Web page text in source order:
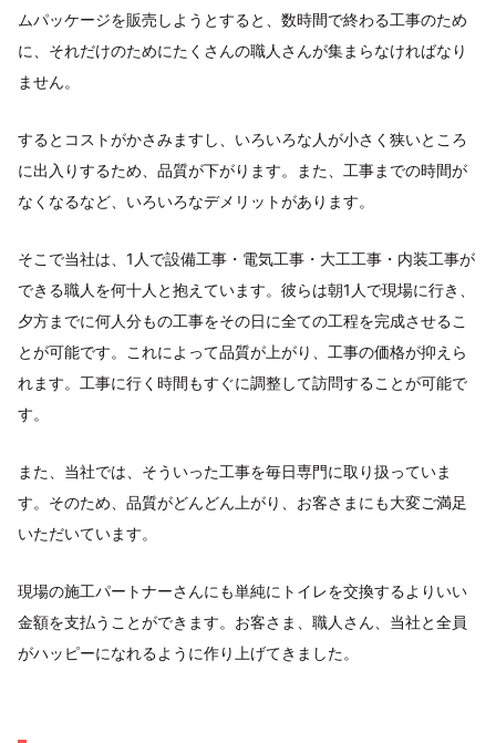
ムパッケージを販売しようとすると、数時間で終わる工事のため
に、それだけのためにたくさんの職人さんが集まらなければなり
ません。
するとコストがかさみますし、いろいろな人が小さく狭いところ
に出入りするため、品質が下がります。また、工事までの時間が
なくなるなど、いろいろなデメリットがあります。
そこで当社は、1人で設備工事・電気工事・大工工事・内装工事が
できる職人を何十人と抱えています。彼らは朝1人で現場に行き、
夕方までに何人分もの工事をその日に全ての工程を完成させるこ
とが可能です。これによって品質が上がり、工事の価格が抑えら
れます。工事に行く時間もすぐに調整して訪問することが可能で
す。
また、当社では、そういった工事を毎日専門に取り扱っていま
す。そのため、品質がどんどん上がり、お客さまにも大変ご満足
いただいています。
現場の施工パートナーさんにも単純にトイレを交換するよりいい
金額を支払うことができます。お客さま、職人さん、当社と全員
がハッピーになれるように作り上げてきました。